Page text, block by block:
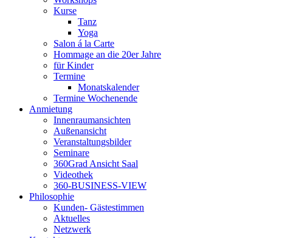
Kurse
Tanz
Yoga
Salon á la Carte
Hommage an die 20er Jahre
für Kinder
Termine
Monatskalender
Termine Wochenende
Anmietung
Innenraumansichten
Außenansicht
Veranstaltungsbilder
Seminare
360Grad Ansicht Saal
Videothek
360-BUSINESS-VIEW
Philosophie
Kunden- Gästestimmen
Aktuelles
Netzwerk